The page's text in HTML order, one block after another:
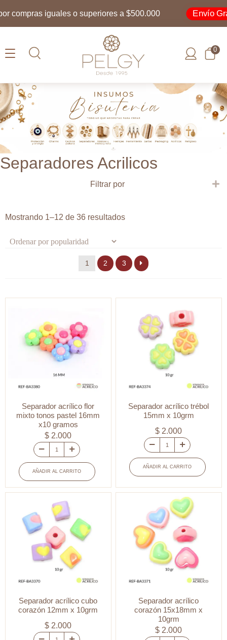
compras iguales o superiores a $500.000 Envío
0
Separadores Acrilicos
Filtrar por
Mostrando 1–12 de 36 resultadosOrdenado
1 2 3
Separador acrílico flor
mixto tonos pastel 16mm
x10 gramos
$ 2.000
Separador
acrílico
flor
mixto
tonos
pastel
16mm
x10
gramos
cantidad
AÑADIR AL CARRITO
Separador acrílico trébol
15mm x 10grm
$ 2.000
Separador
acrílico
trébol
15mm
10grm
cantidad
AÑADIR AL CARRITO
Separador acrílico cubo
corazón 12mm x 10grm
$ 2.000
Separador acrílico
corazón 15x18mm x
10grm
$ 2.000